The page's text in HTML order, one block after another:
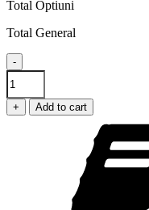
Total Optiuni
Total General
-
Placa
Ardezie
Inima
quantity
+ Add to cart